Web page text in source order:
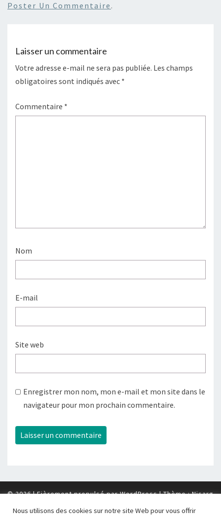
Poster Un Commentaire .
Laisser un commentaire
Votre adresse e-mail ne sera pas publiée. Les champs
obligatoires sont indiqués avec *
Commentaire *
Nom
E-mail
Site web
Enregistrer mon nom, mon e-mail et mon site dans le
navigateur pour mon prochain commentaire.
© 2026|Fièrement propulsé parWordPress |Thème :Nisarg
Nous utilisons des cookies sur notre site Web pour vous offrir